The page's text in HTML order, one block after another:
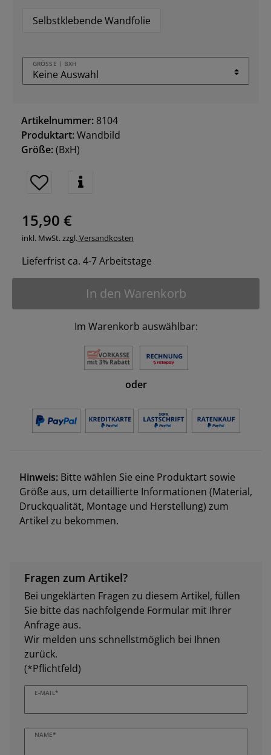
Selbstklebende Wandfolie
GRÖSSE | BXH
Artikelnummer: 8104
Produktart:Wandbild
Größe:(BxH)
15,90 €
inkl. MwSt. zzgl.Versandkosten
Lieferfrist ca. 4-7 Arbeitstage
In den Warenkorb
Im Warenkorb auswählbar:
oder
Hinweis: Bitte wählen Sie eine Produktart sowie
Größe aus, um detaillierte Informationen (Material,
Druckqualität, Montage und Herstellung) zum
Artikel zu bekommen.
Fragen zum Artikel?
Bei ungeklärten Fragen zu diesem Artikel, füllen
Sie bitte das nachfolgende Formular mit Ihrer
Anfrage aus.
Wir melden uns schnellstmöglich bei Ihnen
zurück.
(*Pflichtfeld)
E-MAIL*
NAME*